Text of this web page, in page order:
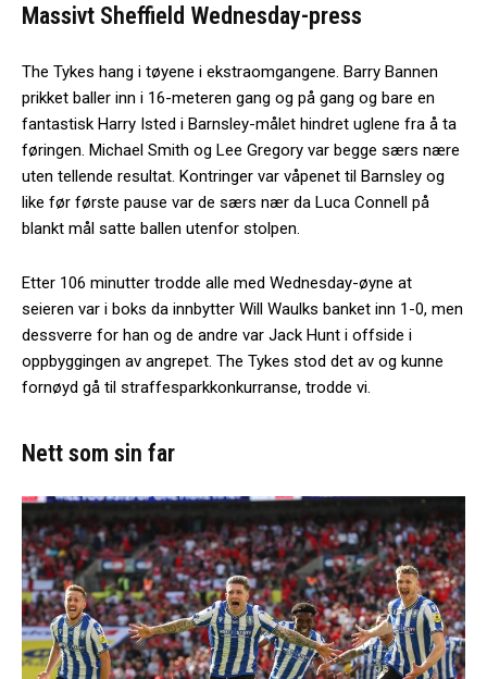
Massivt Sheffield Wednesday-press
The Tykes hang i tøyene i ekstraomgangene. Barry Bannen
prikket baller inn i 16-meteren gang og på gang og bare en
fantastisk Harry Isted i Barnsley-målet hindret uglene fra å ta
føringen. Michael Smith og Lee Gregory var begge særs nære
uten tellende resultat. Kontringer var våpenet til Barnsley og
like før første pause var de særs nær da Luca Connell på
blankt mål satte ballen utenfor stolpen.
Etter 106 minutter trodde alle med Wednesday-øyne at
seieren var i boks da innbytter Will Waulks banket inn 1-0, men
dessverre for han og de andre var Jack Hunt i offside i
oppbyggingen av angrepet. The Tykes stod det av og kunne
fornøyd gå til straffesparkkonkurranse, trodde vi.
Nett som sin far